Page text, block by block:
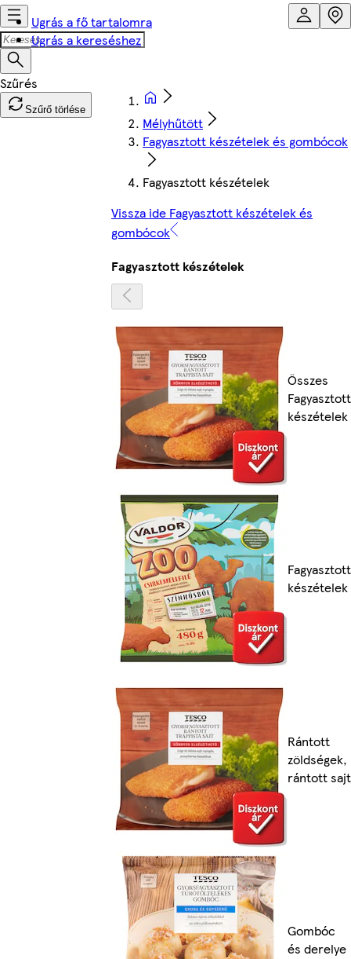
Ugrás a fő tartalomra
Ugrás a kereséshez
Szűrő törlése
Mélyhűtött
Fagyasztott készételek és gombócok
Fagyasztott készételek
Vissza ide Fagyasztott készételek és
gombócok
Fagyasztott készételek
Összes
Fagyasztott
készételek
Fagyasztott
készételek
Rántott
zöldségek,
rántott sajt
Gombóc
és derelye